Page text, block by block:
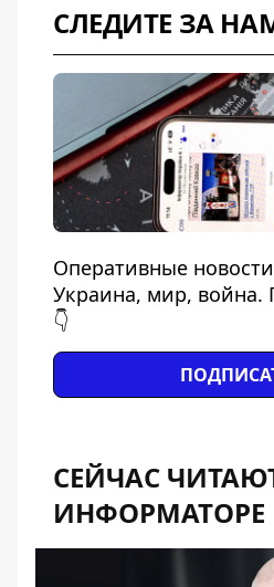
СЛЕДИТЕ ЗА
Оперативные
Украина, мир, война.
👇
СЕЙЧАС
ИНФОРМАТОРЕ